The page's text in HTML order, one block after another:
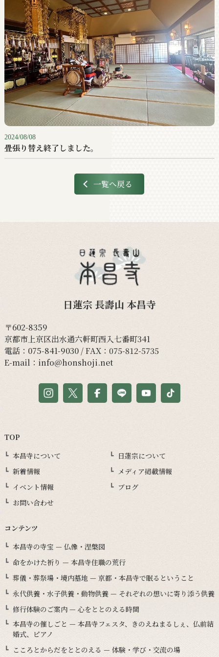
2024/08/08
畳張り替え終了しました。
一覧へ戻る
日蓮宗 長壽山 本昌寺
〒602-8359
京都市上京区出水通六軒町西入七番町341
電話： 075-841-9030/ FAX：075-812-5735
E-mail： info@honshoji.net
TOP
本昌寺について
日蓮宗について
新着情報
メディア掲載情報
イベント情報
ブログ
お問い合わせ
コンテンツ
本昌寺の寺宝 — 仏像・涅槃図
命をかけた祈り — 本昌寺住職の荒行
葬儀・葬祭場・境内墓地 — 京都・本昌寺で眠るということ
永代供養・水子供養・動物供養 — それぞれの想いに寄り添う供養
修行体験のご案内 — 心をととのえる時間
本昌寺の催しごと — 本昌寺フェスタ、きのえねまるしぇ、仏前結
婚式、ピアノ
こころとからだをととのえる — 体験・学び・交流の場